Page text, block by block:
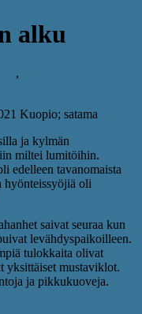
alku
,
Kuopio; satama
ja kylmän
miltei lumitöihin.
edelleen tavanomaista
hyönteissyöjiä oli
saivat seuraa kun
levähdyspaikoilleen.
tulokkaita olivat
yksittäiset mustaviklot.
ja pikkukuoveja.